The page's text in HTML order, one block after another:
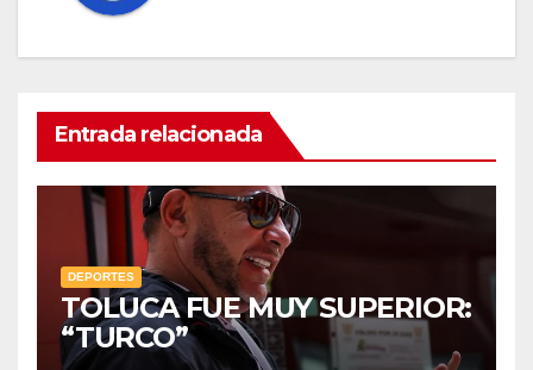
Entrada relacionada
DEPORTES
TOLUCA FUE MUY SUPERIOR:
“TURCO”